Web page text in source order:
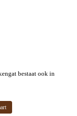
bestaat ook in